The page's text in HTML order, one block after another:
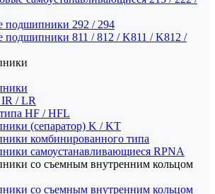
подшипники 292 / 294
подшипники 811 / 812 / K811 / K812 /
/ LR
HF / HFL
(сепаратор) K / KT
комбинированного типа
самоустанавливающиеся RPNA
со съемным внутренним кольцом
со съемным внутренним кольцом